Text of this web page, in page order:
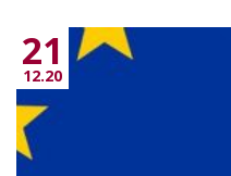
21
12.20